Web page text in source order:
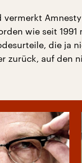
wie seit 1991
die ja
zurück, auf den